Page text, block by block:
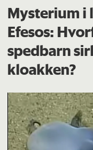
Mysterium i
Efesos:
spedbarn
kloakken?